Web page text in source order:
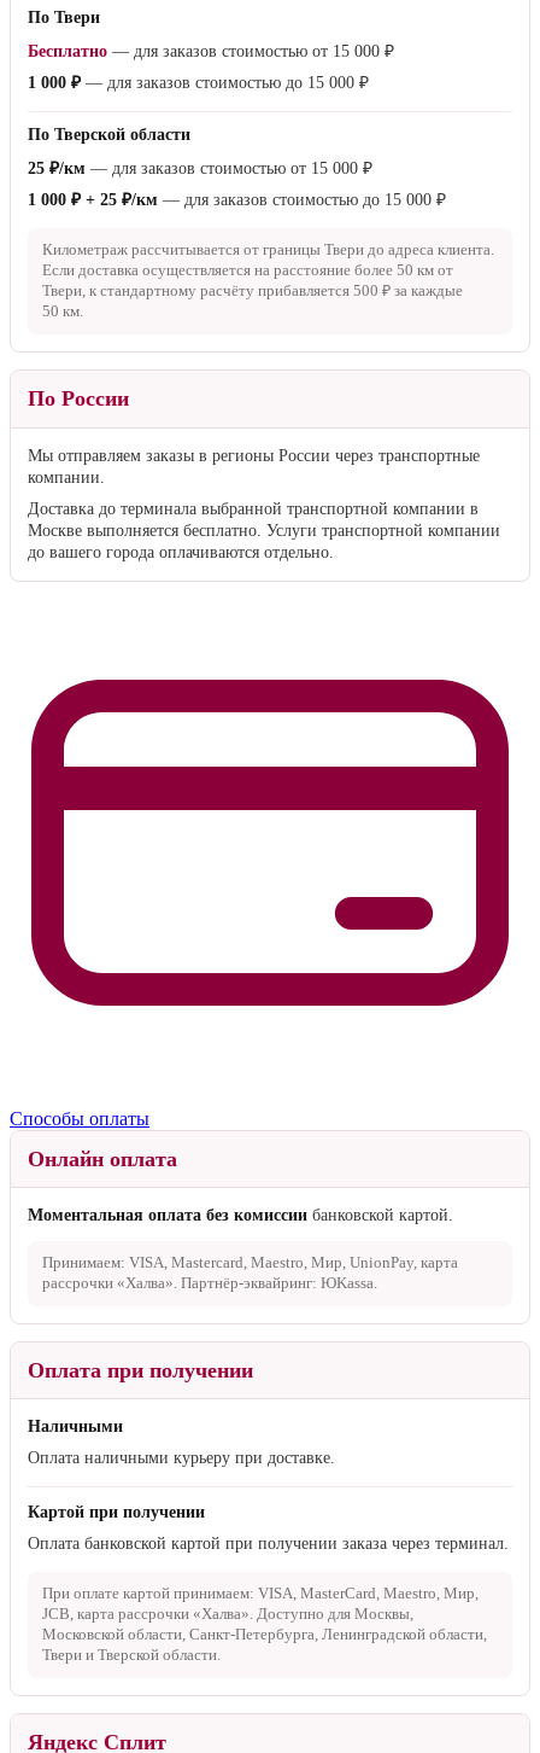
По Твери
Бесплатно — для заказов стоимостью от 15 000 ₽
1 000 ₽— для заказов стоимостью до 15 000 ₽
По Тверской области
25 ₽/км — для заказов стоимостью от 15 000 ₽
1 000 ₽ + 25 ₽/км — для заказов стоимостью до 15 000 ₽
Километраж рассчитывается от границы Твери до адреса клиента.
Если доставка осуществляется на расстояние более 50 км от
Твери, к стандартному расчёту прибавляется 500 ₽ за каждые
50 км.
По России
Мы отправляем заказы в регионы России через транспортные
компании.
Доставка до терминала выбранной транспортной компании в
Москве выполняется бесплатно. Услуги транспортной компании
до вашего города оплачиваются отдельно.
Способы оплаты
Онлайн оплата
Моментальная оплата без комиссии банковской картой.
Принимаем: VISA, Mastercard, Maestro, Мир, UnionPay, карта
рассрочки «Халва». Партнёр-эквайринг: ЮKassa.
Оплата при получении
Наличными
Оплата наличными курьеру при доставке.
Картой при получении
Оплата банковской картой при получении заказа через терминал.
При оплате картой принимаем: VISA, MasterCard, Maestro, Мир,
JCB, карта рассрочки «Халва». Доступно для Москвы,
Московской области, Санкт-Петербурга, Ленинградской области,
Твери и Тверской области.
Яндекс Сплит